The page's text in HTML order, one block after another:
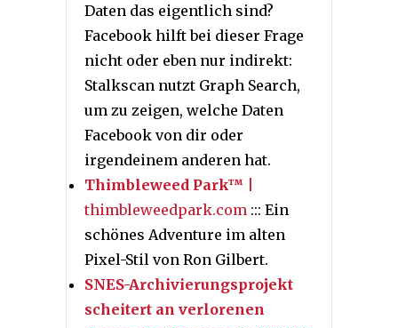
Daten das eigentlich sind?
Facebook hilft bei dieser Frage
nicht oder eben nur indirekt:
Stalkscan nutzt Graph Search,
um zu zeigen, welche Daten
Facebook von dir oder
irgendeinem anderen hat.
Thimbleweed Park™
thimbleweedpark.com ::: Ein
schönes Adventure im alten
Pixel-Stil von Ron Gilbert.
SNES-Archivierungsprojekt
scheitert an verlorenen